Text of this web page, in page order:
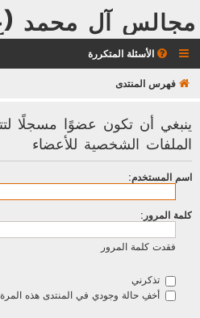
مجالس آل محمد
الأسئلة المتكررة
فهرس المنتدى
ينبغي أن تكون عضوًا مسجلًا
الملفات الشخصية للأعضاء
اسم المستخدم:
كلمة المرور:
فقدت كلمة المرور
تذكرني
أخفِ حالة وجودي في المنتدى هذه المرة